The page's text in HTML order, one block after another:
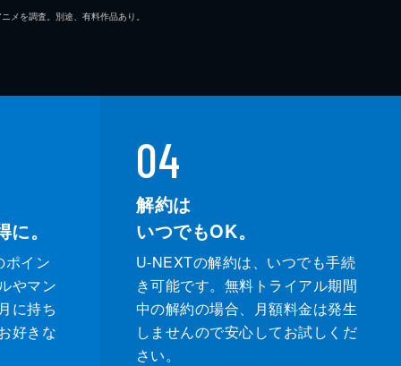
を調査。別途、有料作品あり。
。
ポイン
やマン
に持ち
好きな
04
解約は
いつでもOK。
U-NEXTの解約は、いつでも手続
き可能です。無料トライアル期間
中の解約の場合、月額料金は発生
しませんので安心してお試しくだ
さい。